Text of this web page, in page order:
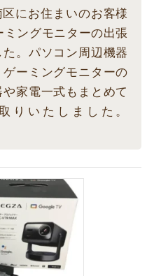
にお住まいのお客様
ミングモニターの出張
。パソコン周辺機器
ーミングモニターの
家電一式もまとめて
りいたしました。